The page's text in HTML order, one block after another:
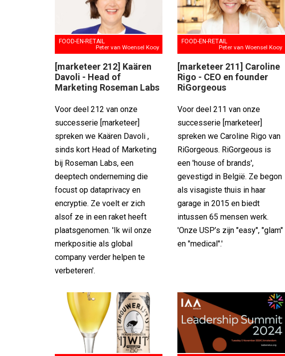
FOOD-EN-RETAIL
Peter van Woensel Kooy
[marketeer 212] Kaären
Davoli - Head of
Marketing Roseman Labs
Voor deel 212 van onze
successerie [marketeer]
spreken we Kaären Davoli ,
sinds kort Head of Marketing
bij Roseman Labs, een
deeptech onderneming die
focust op dataprivacy en
encryptie. Ze voelt er zich
alsof ze in een raket heeft
plaatsgenomen. 'Ik wil onze
merkpositie als global
company verder helpen te
verbeteren'.
FOOD-EN-RETAIL
Peter van Woensel Kooy
[marketeer 211] Caroline
Rigo - CEO en founder
RiGorgeous
Voor deel 211 van onze
successerie [marketeer]
spreken we Caroline Rigo van
RiGorgeous. RiGorgeous is
een 'house of brands',
gevestigd in België. Ze begon
als visagiste thuis in haar
garage in 2015 en biedt
intussen 65 mensen werk.
'Onze USP’s zijn "easy", "glam"
en "medical".'